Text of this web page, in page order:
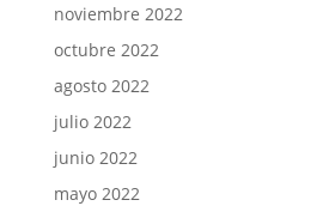
noviembre 2022
octubre 2022
agosto 2022
julio 2022
junio 2022
mayo 2022